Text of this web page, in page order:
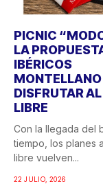
PICNIC
LA
IBÉRICOS
MONTELLANO
DISFRUTAR
LIBRE
Con la llegada del
tiempo, los planes
libre vuelven...
22 JULIO, 2026